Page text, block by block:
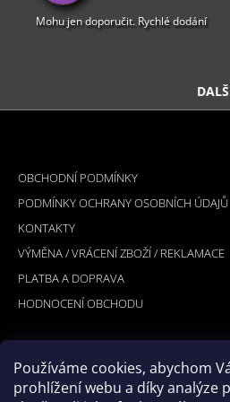
Používáme cookies, abychom
prohlížení webu a díky analýze
Mohu jen doporučit. Rychlé dodání
Z
OBCHODNÍ PODMÍNKY
PODMÍNKY OCHRANY OSOBNÍCH ÚDAJŮ
KONTAKTY
VÝMĚNA / VRÁCENÍ ZBOŽÍ / REKLAMACE
PLATBA A DOPRAVA
HODNOCENÍ OBCHODU
PŘIJÍMÁME ONLINE PLATBY